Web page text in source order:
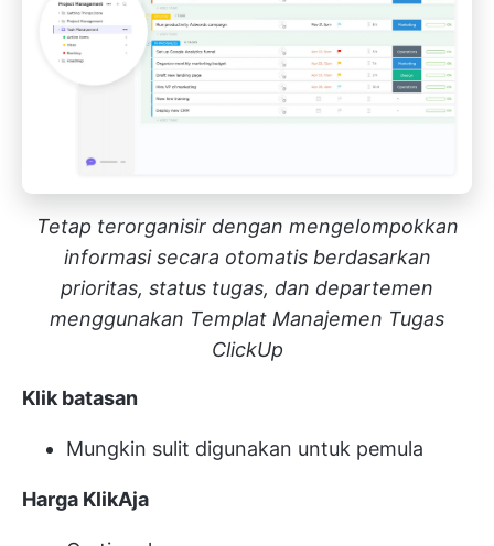
Tetap terorganisir dengan mengelompokkan
informasi secara otomatis berdasarkan
prioritas, status tugas, dan departemen
menggunakan Templat Manajemen Tugas
ClickUp
Klik batasan
Mungkin sulit digunakan untuk pemula
Harga KlikAja